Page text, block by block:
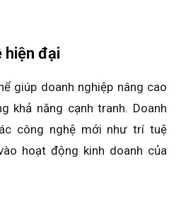
hiện đại
giúp doanh nghiệp nâng cao
khả năng cạnh tranh. Doanh
công nghệ mới như trí tuệ
hoạt động kinh doanh của